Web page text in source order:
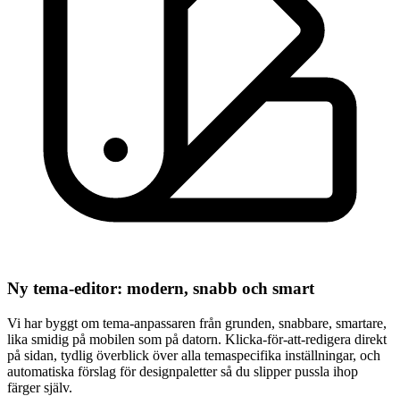
Ny tema-editor: modern, snabb och smart
Vi har byggt om tema-anpassaren från grunden, snabbare, smartare,
lika smidig på mobilen som på datorn. Klicka-för-att-redigera direkt
på sidan, tydlig överblick över alla temaspecifika inställningar, och
automatiska förslag för designpaletter så du slipper pussla ihop
färger själv.